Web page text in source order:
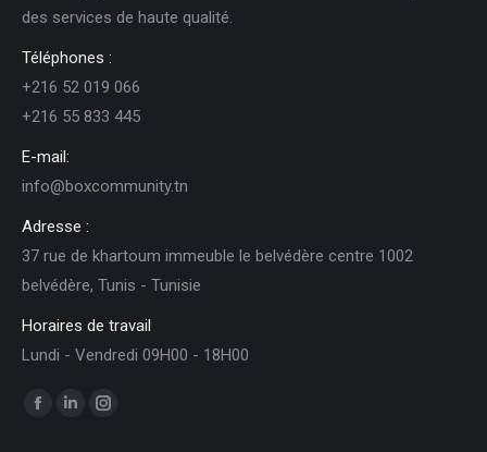
des services de haute qualité.
Téléphones :
+216 52 019 066
+216 55 833 445
E-mail:
info@boxcommunity.tn
Adresse :
37 rue de khartoum immeuble le belvédère centre 1002
belvédère, Tunis - Tunisie
Horaires de travail
Lundi - Vendredi 09H00 - 18H00
Trouvez nous sur :
Facebook
LinkedInInstagram